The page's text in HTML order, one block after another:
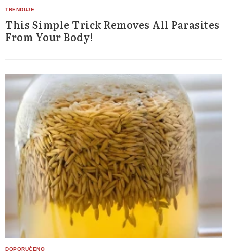
This Simple Trick Removes All Parasites
From Your Body!